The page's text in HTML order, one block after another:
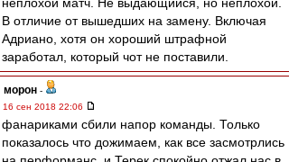
В отличие от вышедших на замену. Включая
Адриано, хотя он хороший штрафной
заработал, который чот не поставили.
морон -
16 сен 2018 22:06
фанариками сбили напор команды. Только
показалось что дожимаем, как все засмотрлись